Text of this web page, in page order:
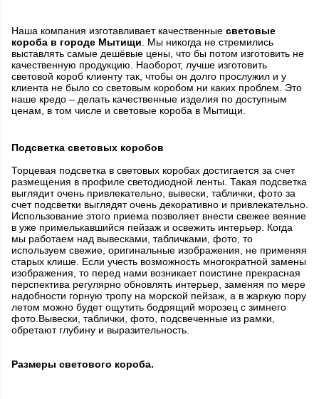
Наша компания изготавливает качественные световые
короба в городе Мытищи . Мы никогда не стремились
выставлять самые дешёвые цены, что бы потом изготовить не
качественную продукцию. Наоборот, лучше изготовить
световой короб клиенту так, чтобы он долго прослужил и у
клиента не было со световым коробом ни каких проблем. Это
наше кредо – делать качественные изделия по доступным
ценам, в том числе и световые короба в Мытищи.
Подсветка световых коробов
Торцевая подсветка в световых коробах достигается за счет
размещения в профиле светодиодной ленты. Такая подсветка
выглядит очень привлекательно, вывески, таблички, фото за
счет подсветки выглядят очень декоративно и привлекательно.
Использование этого приема позволяет внести свежее веяние
в уже примелькавшийся пейзаж и освежить интерьер. Когда
мы работаем над вывесками, табличками, фото, то
используем свежие, оригинальные изображения, не применяя
старых клише. Если учесть возможность многократной замены
изображения, то перед нами возникает поистине прекрасная
перспектива регулярно обновлять интерьер, заменяя по мере
надобности горную тропу на морской пейзаж, а в жаркую пору
летом можно будет ощутить бодрящий морозец с зимнего
фото.Вывески, таблички, фото, подсвеченные из рамки,
обретают глубину и выразительность.
Размеры светового короба.